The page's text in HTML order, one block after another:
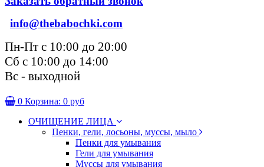
info@thebabochki.com
Пн-Пт с 10:00 до 20:00
Сб с 10:00 до 14:00
Вс - выходной
0 Корзина: 0 руб
ОЧИЩЕНИЕ ЛИЦА
Пенки, гели, лосьоны, муссы, мыло
Пенки для умывания
Гели для умывания
Муссы для умывания